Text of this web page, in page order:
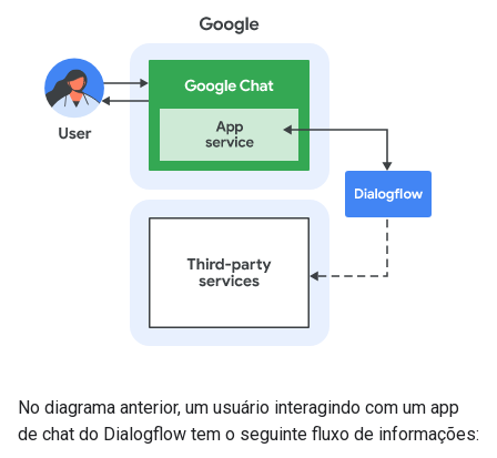
No diagrama anterior, um usuário interagindo com um app
de chat do Dialogflow tem o seguinte fluxo de informações: